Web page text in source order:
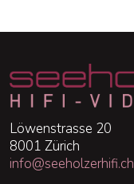
Löwenstrasse 20
8001 Zürich
info@seeholzerhifi.ch